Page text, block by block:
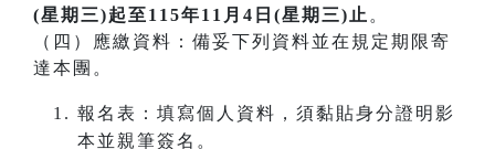
(星期三)起至115年11月4日(星期三)止 。
（四）應繳資料：備妥下列資料並在規定期限寄
達本團。
報名表：填寫個人資料，須黏貼身分證明影
本並親筆簽名。